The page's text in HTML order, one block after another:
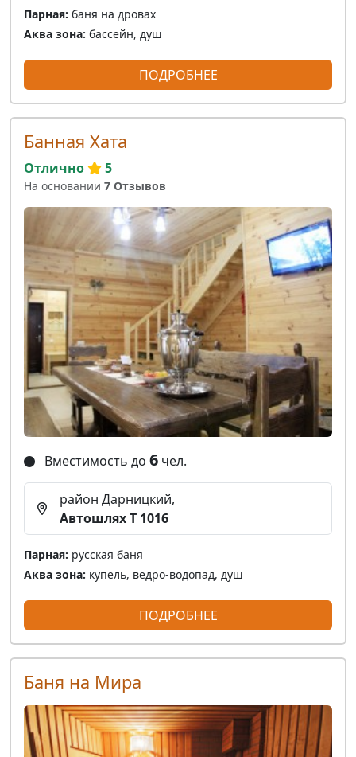
Парная: баня на дровах
Аква зона: бассейн, душ
ПОДРОБНЕЕ
Банная Хата
Отлично 5
На основании 7 Отзывов
Вместимость до 6 чел.
район Дарницкий,
Автошлях Т 1016
Парная: русская баня
Аква зона: купель, ведро-водопад, душ
ПОДРОБНЕЕ
Баня на Мира